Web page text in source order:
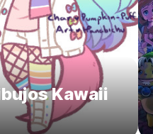
Kawaii